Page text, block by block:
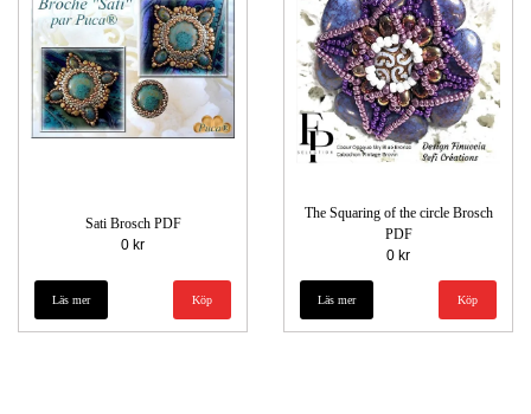
Sati Brosch PDF
0 kr
Läs mer
The Squaring of the circle Brosch
PDF
0 kr
Läs mer